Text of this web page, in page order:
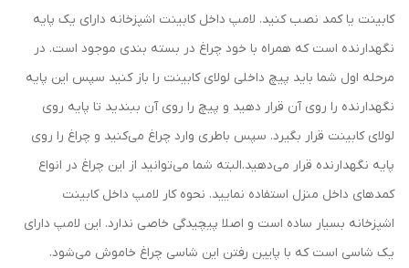
کابینت یا کمد نصب کنید. لامپ داخل کابینت اشپزخانه دارای یک پایه
نگهدارنده است که همراه با خود چراغ در بسته بندی موجود است. در
مرحله اول شما باید پیچ داخلی لولای کابینت را باز کنید سپس این پایه
نگهدارنده را روی آن قرار دهید و پیچ را روی آن ببندید تا پایه روی
لولای کابینت قرار بگیرد. سپس باطری وارد چراغ می‌کنید و چراغ را روی
پایه نگهدارنده قرار می‌دهید.البته شما می‌توانید از این چراغ در انواع
کمدهای داخل منزل استفاده نمایید. نحوه کار لامپ داخل کابینت
اشپزخانه بسیار ساده است و اصلا پیچیدگی خاصی ندارد. این لامپ دارای
یک شاسی است که با پایین رفتن این شاسی چراغ خاموش می‌شود.